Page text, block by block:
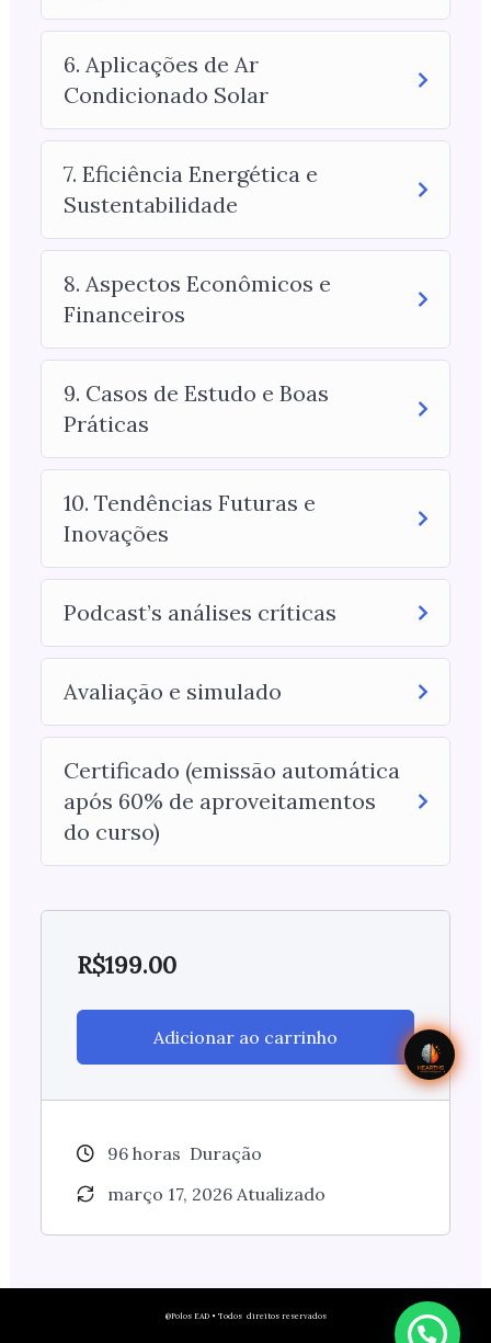
6. Aplicações de Ar
Condicionado Solar
7. Eficiência Energética e
Sustentabilidade
8. Aspectos Econômicos e
Financeiros
9. Casos de Estudo e Boas
Práticas
10. Tendências Futuras e
Inovações
Podcast’s análises críticas
Avaliação e simulado
Certificado (emissão automática
após 60% de aproveitamentos
do curso)
R$199.00
Adicionar ao carrinho
96horas Duração
março 17, 2026 Atualizado
@Polos EAD • Todos direitos reservados